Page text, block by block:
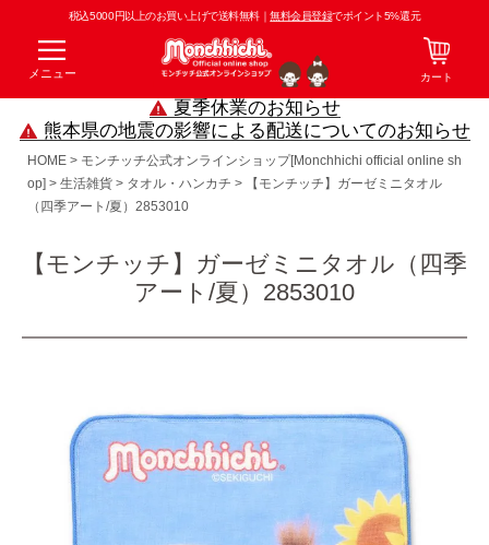
税込5000円以上のお買い上げで送料無料｜無料会員登録でポイント5%還元
メニュー カート
夏季休業のお知らせ
熊本県の地震の影響による配送についてのお知らせ
HOME
モンチッチ公式オンラインショップ[Monchhichi official online sh
op]
生活雑貨 タオル・ハンカチ
【モンチッチ】ガーゼミニタオル
（四季アート/夏）2853010
【モンチッチ】ガーゼミニタオル（四季
アート/夏）2853010